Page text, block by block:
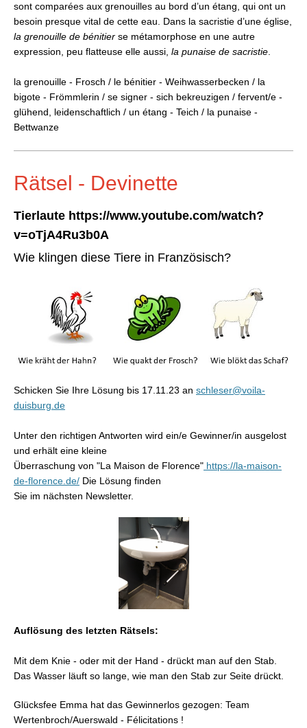
sont comparées aux grenouilles au bord d’un étang, qui ont un
besoin presque vital de cette eau. Dans la sacristie d’une église,
la grenouille de bénitier se métamorphose en une autre
expression, peu flatteuse elle aussi, la punaise de sacristie
la grenouille - Frosch / le bénitier - Weihwasserbecken / la
bigote - Frömmlerin / se signer - sich bekreuzigen / fervent/e -
glühend, leidenschaftlich / un étang - Teich / la punaise -
Bettwanze
Rätsel - Devinette
Tierlaute https://www.youtube.com/watch?
v=oTjA4Ru3b0A
Wie klingen diese Tiere in Französisch?
Schicken Sie Ihre Lösung bis 17.11.23 an schleser@voila-
duisburg.de
Unter den richtigen Antworten wird ein/e Gewinner/in ausgelost
und erhält eine kleine
Überraschung von "La Maison de Florence" https://la-maison-
de-florence.de/ Die Lösung finden
Sie im nächsten Newsletter.
Auflösung des letzten Rätsels:
Mit dem Knie - oder mit der Hand - drückt man auf den Stab.
Das Wasser läuft so lange, wie man den Stab zur Seite drückt.
Glücksfee Emma hat das Gewinnerlos gezogen: Team
Wertenbroch/Auerswald - Félicitations !